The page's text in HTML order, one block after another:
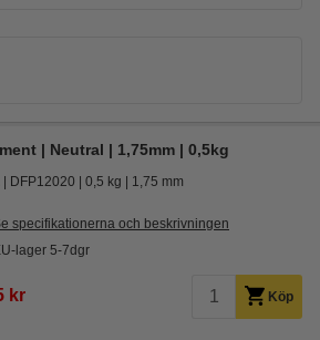
| Neutral | 1,75mm | 0,5kg
DFP12020 0,5 kg 1,75 mm
specifikationerna och beskrivningen
lager 5-7dgr
kr Köp